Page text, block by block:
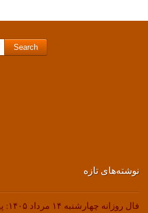
نوشته‌های تازه